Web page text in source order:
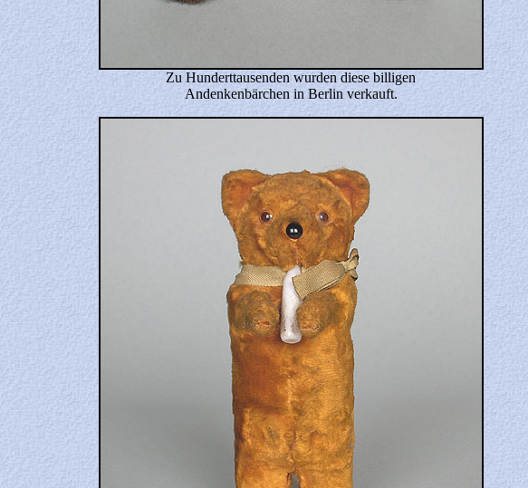
Zu Hunderttausenden wurden diese billigen
Andenkenbärchen in Berlin verkauft.